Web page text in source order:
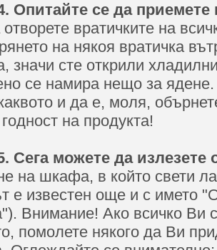
Опитайте се да приемете
вратичките на
на някоя вратичка
значи сте открили
се намира нещо за
и да е, моля,
на продукта!
Сега можете да излезете
на шкафа, в който свети
е известен още и с името
Внимание! Ако всичко Ви
помолете някого да Ви